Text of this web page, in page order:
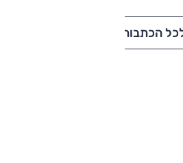
הכתבות